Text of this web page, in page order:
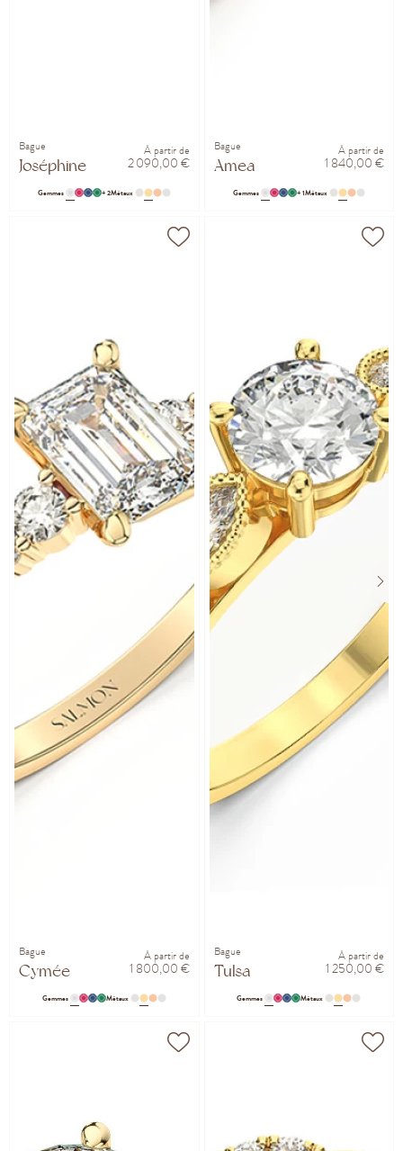
Bague
Joséphine
À partir de
2 090,00 €
Gemmes + 2Métaux
Bague
Amea
À partir de
1 840,00 €
Gemmes + 1Métaux
Bague
Cymée
À partir de
1 800,00 €
Gemmes Métaux
Bague
Tulsa
À partir de
1 250,00 €
Gemmes Métaux